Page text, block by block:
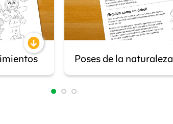
Poses de la naturaleza